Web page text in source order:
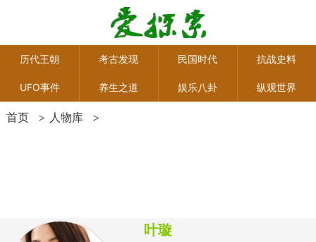
历代王朝 考古发现 民国时代 抗战史料
UFO事件 养生之道 娱乐八卦 纵观世界
首页 > 人物库 >
叶璇